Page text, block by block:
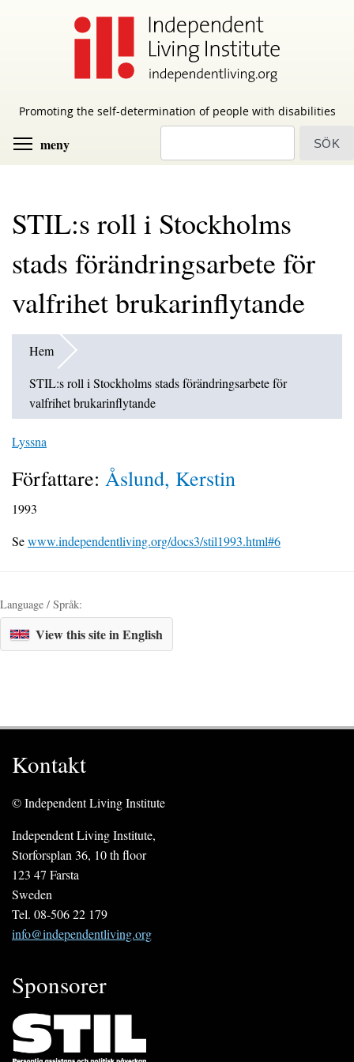
Promoting the self-determination of people with disabilities
meny
STIL:s roll i Stockholms
stads förändringsarbete för
valfrihet brukarinflytande
Hem
STIL:s roll i Stockholms stads förändringsarbete för
valfrihet brukarinflytande
Lyssna
Författare: Åslund, Kerstin
1993
Sewww.independentliving.org/docs3/stil1993.html#6
Language / Språk:
View this site in English
Kontakt
© Independent Living Institute
Independent Living Institute,
Storforsplan 36, 10 th floor
123 47 Farsta
Sweden
Tel. 08-506 22 179
info@independentliving.org
Sponsorer